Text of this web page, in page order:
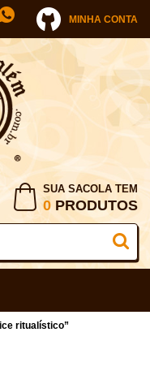
MINHA CONTA
SUA SACOLA TEM
0 PRODUTOS
ritualístico”